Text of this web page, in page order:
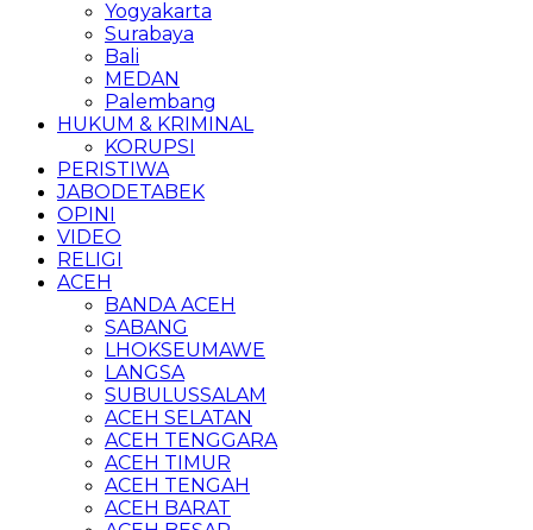
Yogyakarta
Surabaya
Bali
MEDAN
Palembang
HUKUM & KRIMINAL
KORUPSI
PERISTIWA
JABODETABEK
OPINI
VIDEO
RELIGI
ACEH
BANDA ACEH
SABANG
LHOKSEUMAWE
LANGSA
SUBULUSSALAM
ACEH SELATAN
ACEH TENGGARA
ACEH TIMUR
ACEH TENGAH
ACEH BARAT